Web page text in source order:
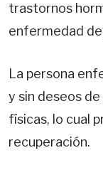
trastornos
enfermedad
La persona
y sin deseos
físicas, lo cual
recuperación.